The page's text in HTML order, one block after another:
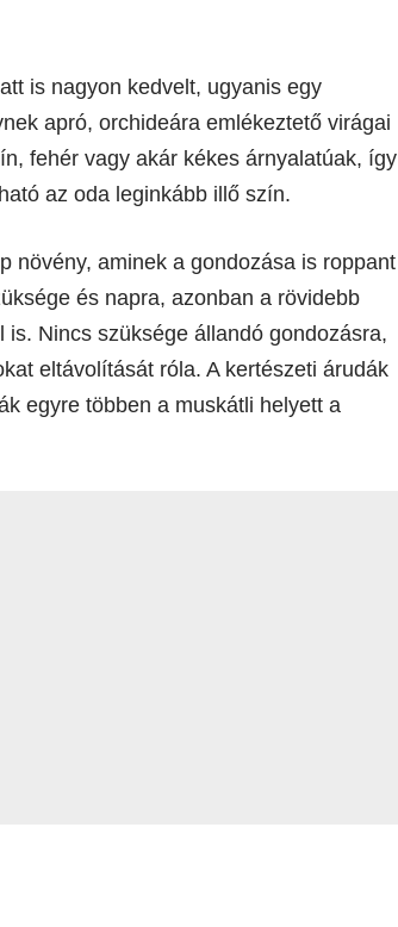
is nagyon kedvelt, ugyanis egy
apró, orchideára emlékeztető virágai
fehér vagy akár kékes árnyalatúak, így
az oda leginkább illő szín.
növény, aminek a gondozása is roppant
és napra, azonban a rövidebb
Nincs szüksége állandó gondozásra,
eltávolítását róla. A kertészeti árudák
egyre többen a muskátli helyett a